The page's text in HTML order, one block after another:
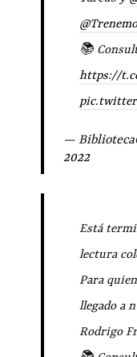
📚
https://
—
2022
Está
lectura
Para
llegado a
Rodrigo